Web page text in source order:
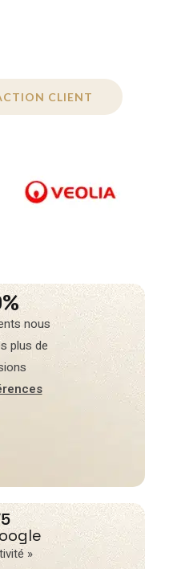
CLIENT
nous
plus de
»